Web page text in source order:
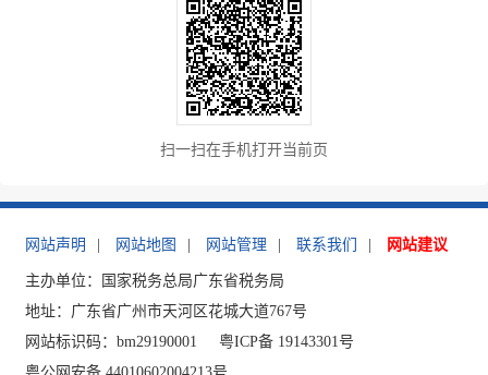
扫一扫在手机打开当前页
网站声明 网站地图 网站管理 联系我们 网站建议
主办单位：国家税务总局广东省税务局
地址：广东省广州市天河区花城大道767号
网站标识码：bm29190001
粤ICP备 19143301号